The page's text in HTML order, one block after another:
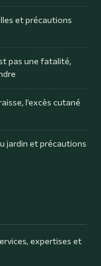
et précautions
pas une fatalité,
l’excès cutané
jardin et précautions
expertises et